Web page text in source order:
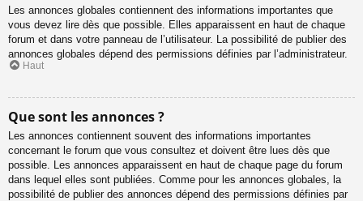
Les annonces globales contiennent des informations importantes que
vous devez lire dès que possible. Elles apparaissent en haut de chaque
forum et dans votre panneau de l’utilisateur. La possibilité de publier des
annonces globales dépend des permissions définies par l’administrateur.
Haut
Que sont les annonces ?
Les annonces contiennent souvent des informations importantes
concernant le forum que vous consultez et doivent être lues dès que
possible. Les annonces apparaissent en haut de chaque page du forum
dans lequel elles sont publiées. Comme pour les annonces globales, la
possibilité de publier des annonces dépend des permissions définies par